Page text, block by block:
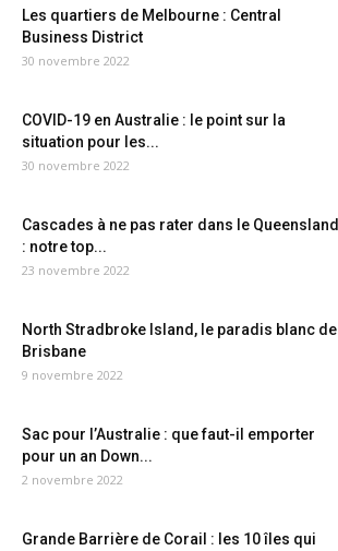
Les quartiers de Melbourne : Central
Business District
30 novembre 2022
COVID-19 en Australie : le point sur la
situation pour les...
30 novembre 2022
Cascades à ne pas rater dans le Queensland
: notre top...
23 novembre 2022
North Stradbroke Island, le paradis blanc de
Brisbane
9 novembre 2022
Sac pour l’Australie : que faut-il emporter
pour un an Down...
2 novembre 2022
Grande Barrière de Corail : les 10 îles qui